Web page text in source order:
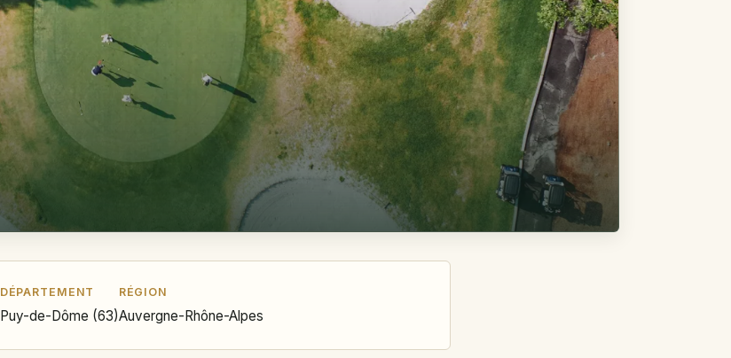
DÉPARTEMENT
Puy-de-Dôme (63)
RÉGION
Auvergne-Rhône-Alpes